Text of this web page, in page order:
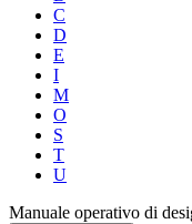
C
D
E
I
M
O
S
T
U
Manuale operativo di